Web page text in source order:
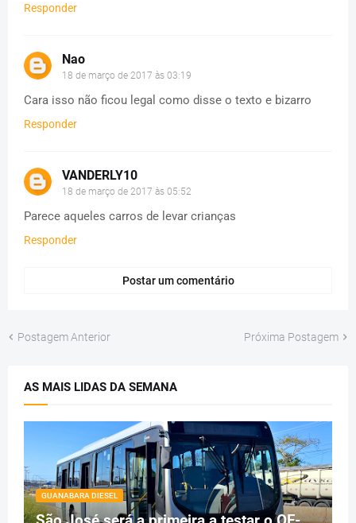
Responder
Nao
18 de março de 2017 às 03:19
Cara isso não ficou legal como disse o texto e bizarro
Responder
VANDERLY10
18 de março de 2017 às 05:52
Parece aqueles carros de levar crianças
Responder
Postar um comentário
Postagem Anterior Próxima Postagem
AS MAIS LIDAS DA SEMANA
GUANABARA DIESEL